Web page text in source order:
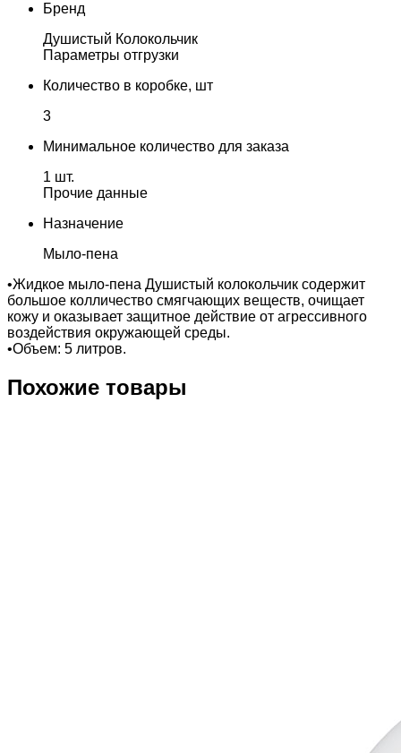
Бренд
Душистый Колокольчик
Параметры отгрузки
Количество в коробке, шт
3
Минимальное количество для заказа
1 шт.
Прочие данные
Назначение
Мыло-пена
•Жидкое мыло-пена Душистый колокольчик содержит
большое колличество смягчающих веществ, очищает
кожу и оказывает защитное действие от агрессивного
воздействия окружающей среды.
•Объем: 5 литров.
Похожие товары